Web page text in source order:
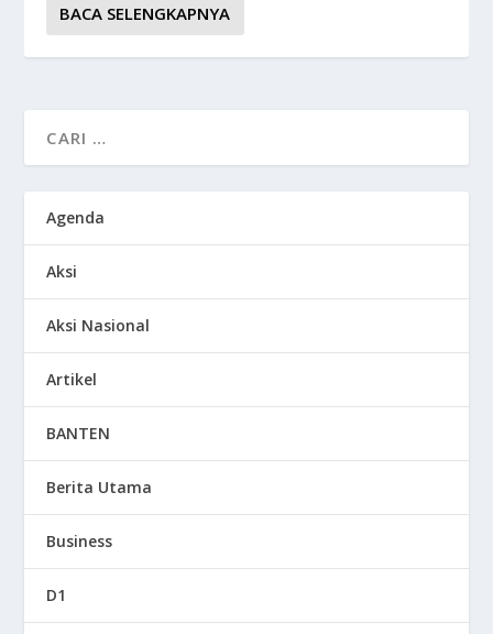
BACA SELENGKAPNYA
Agenda
Aksi
Aksi Nasional
Artikel
BANTEN
Berita Utama
Business
D1